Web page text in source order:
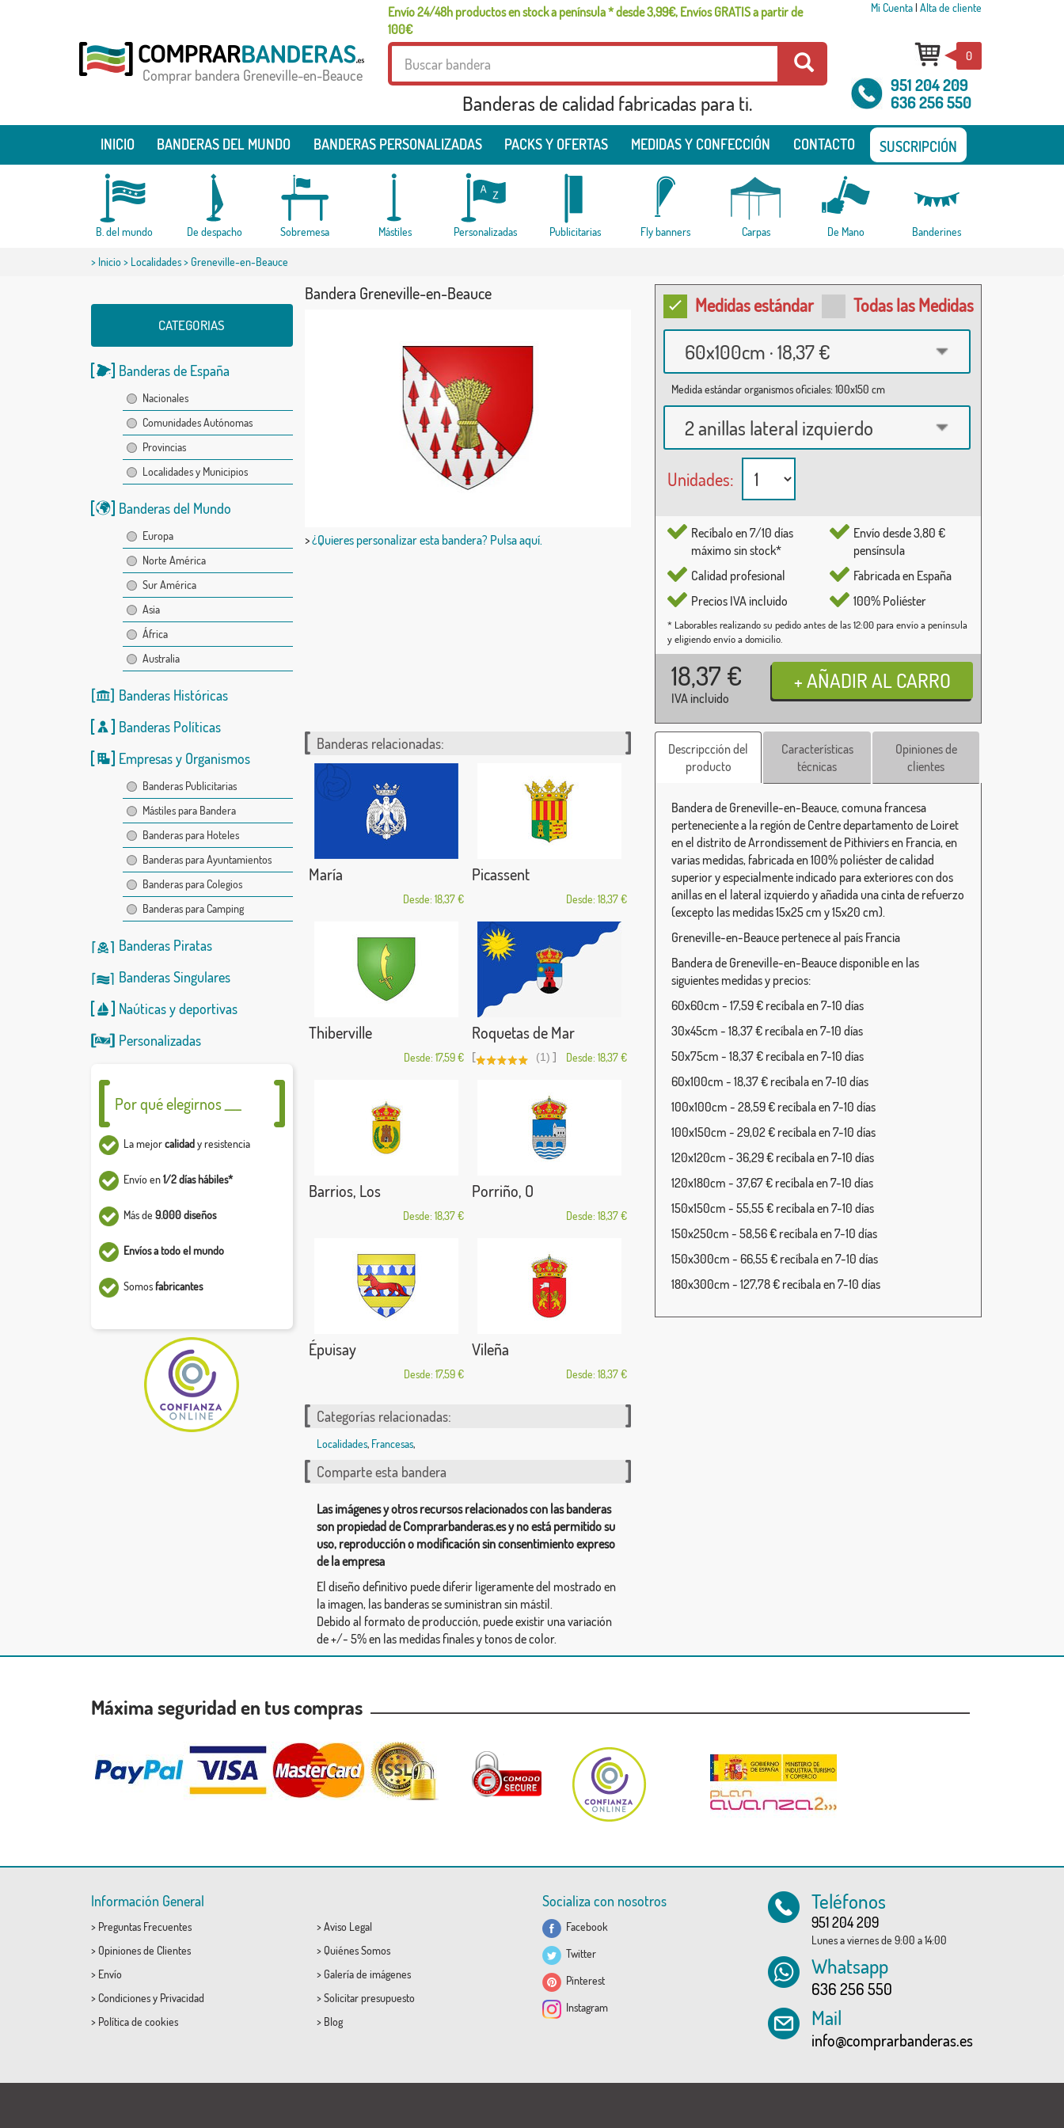
Envío 24/48h productos en stock a península * desde 3,99€, Envíos GRATIS a partir de
100€
Mi Cuenta| Alta de cliente
Comprar bandera Greneville-en-Beauce
Banderas de calidad fabricadas para ti.
0
951 204 209
636 256 550
INICIO BANDERAS DEL MUNDO BANDERAS PERSONALIZADAS PACKS Y OFERTAS MEDIDAS Y CONFECCIÓN CONTACTO SUSCRIPCIÓN
B. del mundo De despacho Sobremesa Mástiles Personalizadas Publicitarias Fly banners Carpas De Mano Banderines
> Inicio> Localidades> Greneville-en-Beauce
CATEGORIAS
Banderas de España
Nacionales
Comunidades Autónomas
Provincias
Localidades y Municipios
Banderas del Mundo
Europa
Norte América
Sur América
Asia
África
Australia
Banderas Históricas
Banderas Políticas
Empresas y Organismos
Banderas Publicitarias
Mástiles para Bandera
Banderas para Hoteles
Banderas para Ayuntamientos
Banderas para Colegios
Banderas para Camping
Banderas Piratas
Banderas Singulares
Naúticasydeportivas
Personalizadas
Por qué elegirnos ___
La mejorcalidady resistencia
Envío en1/2 días hábiles*
Más de 9.000 diseños
Envíos a todo el mundo
Somosfabricantes
Bandera Greneville-en-Beauce
>¿Quieres personalizar esta bandera? Pulsa aquí.
Medidas estándar Todas las Medidas
60x100cm · 18,37 €
Medida estándar organismos oficiales: 100x150 cm
2 anillas lateral izquierdo
Unidades:
Recíbalo en 7/10 días
máximo sin stock*
Calidad profesional
Precios IVA incluido
Envío desde 3,80 €
pensínsula
Fabricada en España
100% Poliéster
* Laborables realizando su pedido antes de las 12:00 para envío a península
y eligiendo envío a domicilio.
18,37 €
IVA incluido
Banderas relacionadas:
María
Desde: 18,37 €
Picassent
Desde: 18,37 €
Thiberville
Desde: 17,59 €
Roquetas de Mar
[ (1) ] Desde: 18,37 €
Barrios, Los
Desde: 18,37 €
Porriño, O
Desde: 18,37 €
Épuisay
Desde: 17,59 €
Vileña
Desde: 18,37 €
Categorías relacionadas:
Localidades, Francesas,
Comparte esta bandera
Las imágenes y otros recursos relacionados con las banderas
son propiedad de Comprarbanderas.es y no está permitido su
uso, reproducción o modificación sin consentimiento expreso
de la empresa
El diseño definitivo puede diferir ligeramente del mostrado en
la imagen, las banderas se suministran sin mástil.
Debido al formato de producción, puede existir una variación
de +/- 5% en las medidas finales y tonos de color.
Descripcción del
producto
Características
técnicas
Opiniones de
clientes
Bandera de Greneville-en-Beauce, comuna francesa
perteneciente a la región de Centre departamento de Loiret
en el distrito de Arrondissement de Pithiviers en Francia, en
varias medidas, fabricada en 100% poliéster de calidad
superior y especialmente indicado para exteriores con dos
anillas en el lateral izquierdo y añadida una cinta de refuerzo
(excepto las medidas 15x25 cm y 15x20 cm).
Greneville-en-Beauce pertenece al país Francia
Bandera de Greneville-en-Beauce disponible en las
siguientes medidas y precios:
60x60cm - 17,59 € recíbala en 7-10 días
30x45cm - 18,37 € recíbala en 7-10 días
50x75cm - 18,37 € recíbala en 7-10 días
60x100cm - 18,37 € recíbala en 7-10 días
100x100cm - 28,59 € recíbala en 7-10 días
100x150cm - 29,02 € recíbala en 7-10 días
120x120cm - 36,29 € recíbala en 7-10 días
120x180cm - 37,67 € recíbala en 7-10 días
150x150cm - 55,55 € recíbala en 7-10 días
150x250cm - 58,56 € recíbala en 7-10 días
150x300cm - 66,55 € recíbala en 7-10 días
180x300cm - 127,78 € recíbala en 7-10 días
Máxima seguridad en tus compras
Información General
> Preguntas Frecuentes
> Opiniones de Clientes
> Envío
> Condicionesy Privacidad
> Política de cookies
> Aviso Legal
> Quiénes Somos
> Galería de imágenes
> Solicitar presupuesto
> Blog
Socializa con nosotros
Facebook
Twitter
Pinterest
Instagram
Teléfonos
951 204 209
Lunes a viernes de 9:00 a 14:00
Whatsapp
636 256 550
Mail
info@comprarbanderas.es